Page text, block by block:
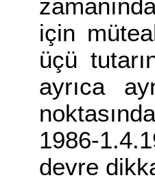
için
üçü
ayrıca
1986-
devre